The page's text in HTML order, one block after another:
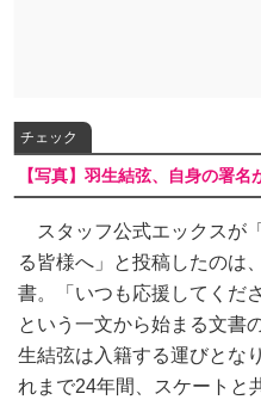
チェック
【写真】羽生結弦、自身の署
スタッフ公式エックスが
る皆様へ」と投稿したのは
書。「いつも応援してくだ
という一文から始まる文書
生結弦は入籍する運びとな
れまで24年間、スケートと